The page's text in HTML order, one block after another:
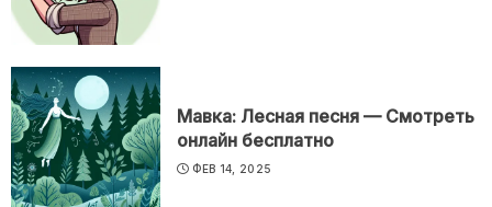
Мавка: Лесная песня — Смотреть
онлайн бесплатно
ФЕВ 14, 2025